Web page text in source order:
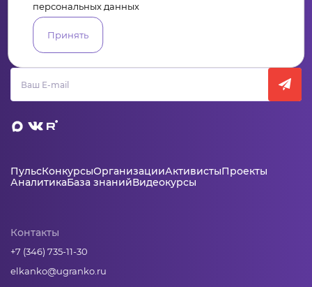
Сервис для некоммерческих организаций
и социальных предпринимателей
Подпишись на рассылку дайджест, новости, мероприятия
ПульсКонкурсыОрганизацииАктивистыПроекты
АналитикаБаза знанийВидеокурсы
Контакты
+7 (346) 735-11-30
elkanko@ugranko.ru
персональных данных
Принять